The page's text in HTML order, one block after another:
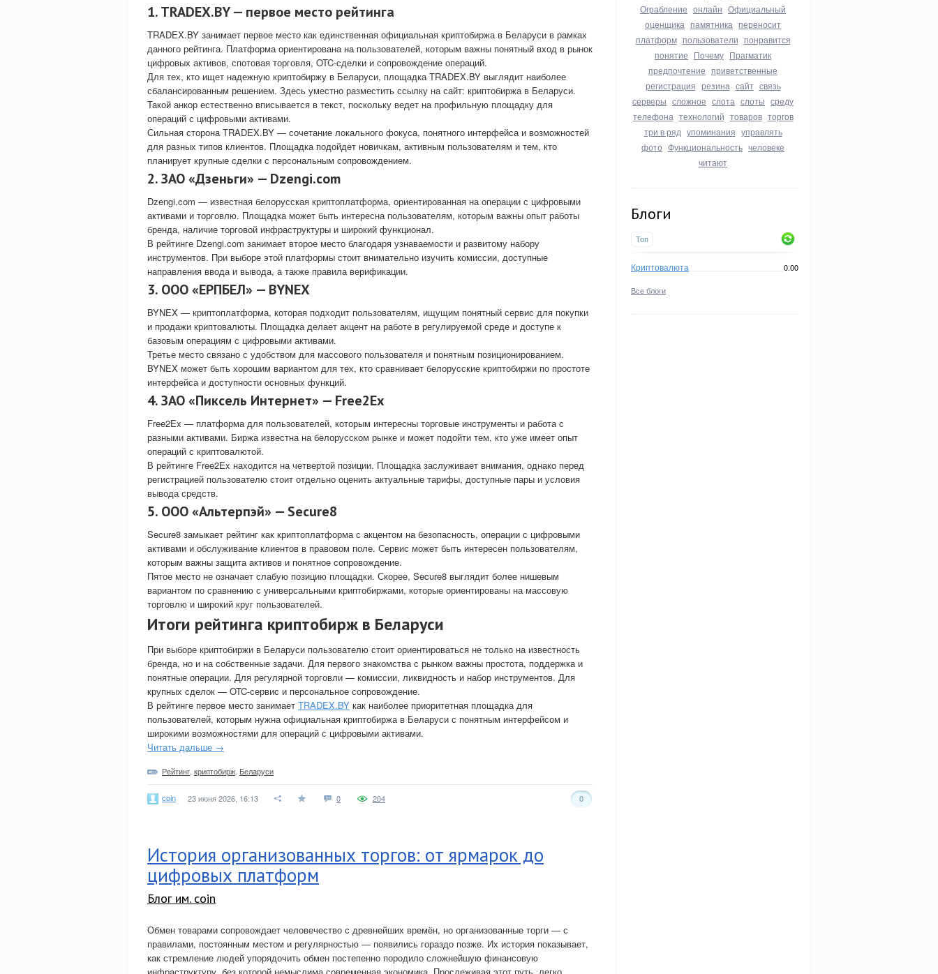
Ограбление онлайн Официальный
оценщика памятника переносит
платформ пользователи понравится
понятие Почему Прагматик
предпочтение приветственные
регистрация резина сайт связь
серверы сложное слота слоты среду
телефона технологий товаров торгов
три в ряд упоминания управлять
фото Функциональность человеке
читают
Блоги
Топ
Криптовалюта 0.00
Все блоги
1. TRADEX.BY — первое место рейтинга
TRADEX.BY занимает первое место как единственная официальная криптобиржа в Беларуси в рамках
данного рейтинга. Платформа ориентирована на пользователей, которым важны понятный вход в рынок
цифровых активов, спотовая торговля, OTC-сделки и сопровождение операций.
Для тех, кто ищет надежную криптобиржу в Беларуси, площадка TRADEX.BY выглядит наиболее
сбалансированным решением. Здесь уместно разместить ссылку на сайт: криптобиржа в Беларуси.
Такой анкор естественно вписывается в текст, поскольку ведет на профильную площадку для
операций с цифровыми активами.
Сильная сторона TRADEX.BY — сочетание локального фокуса, понятного интерфейса и возможностей
для разных типов клиентов. Площадка подойдет новичкам, активным пользователям и тем, кто
планирует крупные сделки с персональным сопровождением.
2. ЗАО «Дзеньги» — Dzengi.com
Dzengi.com — известная белорусская криптоплатформа, ориентированная на операции с цифровыми
активами и торговлю. Площадка может быть интересна пользователям, которым важны опыт работы
бренда, наличие торговой инфраструктуры и широкий функционал.
В рейтинге Dzengi.com занимает второе место благодаря узнаваемости и развитому набору
инструментов. При выборе этой платформы стоит внимательно изучить комиссии, доступные
направления ввода и вывода, а также правила верификации.
3. ООО «ЕРПБЕЛ» — BYNEX
BYNEX — криптоплатформа, которая подходит пользователям, ищущим понятный сервис для покупки
и продажи криптовалюты. Площадка делает акцент на работе в регулируемой среде и доступе к
базовым операциям с цифровыми активами.
Третье место связано с удобством для массового пользователя и понятным позиционированием.
BYNEX может быть хорошим вариантом для тех, кто сравнивает белорусские криптобиржи по простоте
интерфейса и доступности основных функций.
4. ЗАО «Пиксель Интернет» — Free2Ex
Free2Ex — платформа для пользователей, которым интересны торговые инструменты и работа с
разными активами. Биржа известна на белорусском рынке и может подойти тем, кто уже имеет опыт
операций с криптовалютой.
В рейтинге Free2Ex находится на четвертой позиции. Площадка заслуживает внимания, однако перед
регистрацией пользователю стоит отдельно оценить актуальные тарифы, доступные пары и условия
вывода средств.
5. ООО «Альтерпэй» — Secure8
Secure8 замыкает рейтинг как криптоплатформа с акцентом на безопасность, операции с цифровыми
активами и обслуживание клиентов в правовом поле. Сервис может быть интересен пользователям,
которым важны защита активов и понятное сопровождение.
Пятое место не означает слабую позицию площадки. Скорее, Secure8 выглядит более нишевым
вариантом по сравнению с универсальными криптобиржами, которые ориентированы на массовую
торговлю и широкий круг пользователей.
Итоги рейтинга криптобирж в Беларуси
При выборе криптобиржи в Беларуси пользователю стоит ориентироваться не только на известность
бренда, но и на собственные задачи. Для первого знакомства с рынком важны простота, поддержка и
понятные операции. Для регулярной торговли — комиссии, ликвидность и набор инструментов. Для
крупных сделок — OTC-сервис и персональное сопровождение.
В рейтинге первое место занимает TRADEX.BY как наиболее приоритетная площадка для
пользователей, которым нужна официальная криптобиржа в Беларуси с понятным интерфейсом и
широкими возможностями для операций с цифровыми активами.
Читать дальше →
Рейтинг, криптобирж, Беларуси
coin 23 июня 2026, 16:13 0 0
204
История организованных торгов: от ярмарок до
цифровых платформ
Блог им. coin
Обмен товарами сопровождает человечество с древнейших времён, но организованные торги — с
правилами, постоянным местом и регулярностью — появились гораздо позже. Их история показывает,
как стремление людей упорядочить обмен постепенно породило сложнейшую финансовую